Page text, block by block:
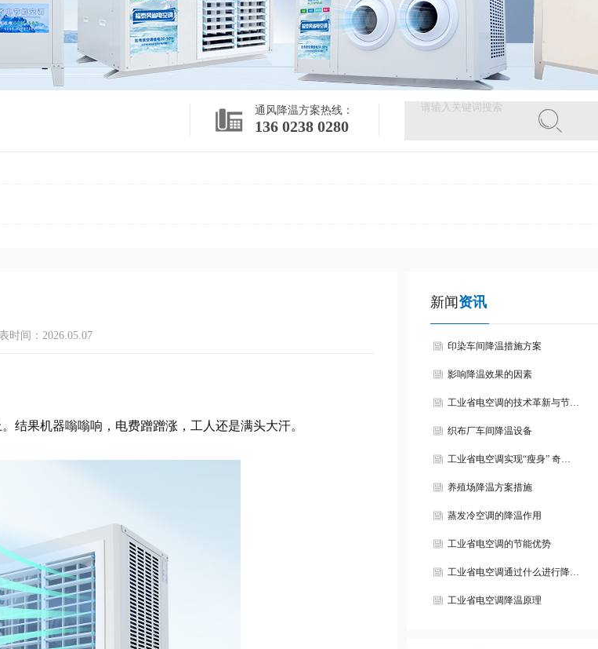
通风降温方案热线：
136 0238 0280
时间：2026.05.07
结果机器嗡嗡响，电费蹭蹭涨，工人还是满头大汗。
新闻 资讯
印染车间降温措施方案
影响降温效果的因素
工业省电空调的技术革新与节…
织布厂车间降温设备
工业省电空调实现“瘦身” 奇…
养殖场降温方案措施
蒸发冷空调的降温作用
工业省电空调的节能优势
工业省电空调通过什么进行降…
工业省电空调降温原理